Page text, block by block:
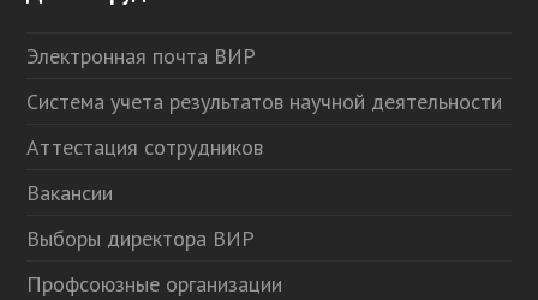
Электронная почта ВИР
Система учета результатов научной деятельности
Аттестация сотрудников
Вакансии
Выборы директора ВИР
Профсоюзные организации